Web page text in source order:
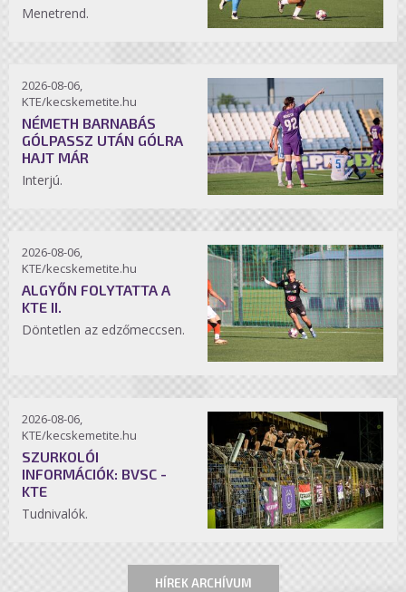
Menetrend.
2026-08-06,
KTE/kecskemetite.hu
NÉMETH BARNABÁS
GÓLPASSZ UTÁN GÓLRA
HAJT MÁR
Interjú.
2026-08-06,
KTE/kecskemetite.hu
ALGYŐN FOLYTATTA A
KTE II.
Döntetlen az edzőmeccsen.
2026-08-06,
KTE/kecskemetite.hu
SZURKOLÓI
INFORMÁCIÓK: BVSC -
KTE
Tudnivalók.
HÍREK ARCHÍVUM